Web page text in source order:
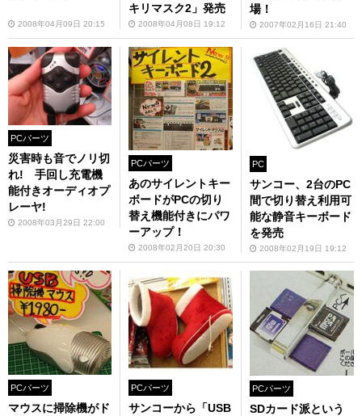
2008年04月09日 20:15
キリマスク2」発売
2008年04月08日 19:12
場！
2007年02月16日 21:40
PCパーツ
災害時も音でノリ切
れ! 手回し充電機
能付きオーディオプ
レーヤ!
2008年03月29日 22:00
PCパーツ
あのサイレントキー
ボードがPCの切り
替え機能付きにパワ
ーアップ！
2008年02月20日 20:30
PC
サンコー、2台のPC
間で切り替え利用可
能な静音キーボード
を発売
2008年02月19日 19:12
PCパーツ
マウスに掃除機がド
PCパーツ
サンコーから「USB
PCパーツ
SDカード派という